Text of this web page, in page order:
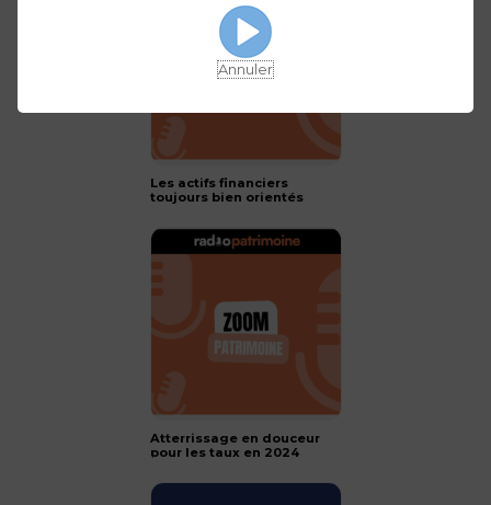
Les actifs financiers
toujours bien orientés
Atterrissage en douceur
pour les taux en 2024
Annuler